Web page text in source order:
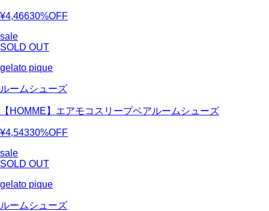
¥4,46630%OFF
sale
SOLD OUT
gelato pique
ルームシューズ
【HOMME】エアモコスリープベアルームシューズ
¥4,54330%OFF
sale
SOLD OUT
gelato pique
ルームシューズ